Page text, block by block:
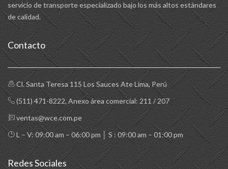
servicio de transporte especializado bajo los más altos estándares
de calidad.
Contacto
Cl. Santa Teresa 115 Los Sauces Ate Lima, Perú
(511) 471-8222, Anexo área comercial: 211 / 207
ventas@wce.com.pe
L – V: 09:00 am – 06:00 pm │ S : 09:00 am – 01:00 pm
Redes Sociales